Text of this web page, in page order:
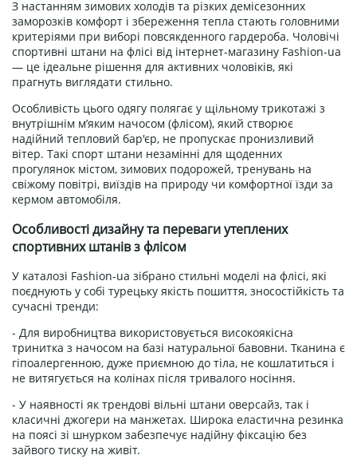
З настанням зимових холодів та різких демісезонних
заморозків комфорт і збереження тепла стають головними
критеріями при виборі повсякденного гардероба. Чоловічі
спортивні штани на флісі від інтернет-магазину Fashion-ua
— це ідеальне рішення для активних чоловіків, які
прагнуть виглядати стильно.
Особливість цього одягу полягає у щільному трикотажі з
внутрішнім м’яким начосом (флісом), який створює
надійний тепловий бар'єр, не пропускає пронизливий
вітер. Такі спорт штани незамінні для щоденних
прогулянок містом, зимових подорожей, тренувань на
свіжому повітрі, виїздів на природу чи комфортної їзди за
кермом автомобіля.
Особливості дизайну та переваги утеплених
спортивних штанів з флісом
У каталозі Fashion-ua зібрано стильні моделі на флісі, які
поєднують у собі турецьку якість пошиття, зносостійкість та
сучасні тренди:
- Для виробництва використовується високоякісна
тринитка з начосом на базі натуральної бавовни. Тканина є
гіпоалергенною, дуже приємною до тіла, не кошлатиться і
не витягується на колінах після тривалого носіння.
- У наявності як трендові вільні штани оверсайз, так і
класичні джогери на манжетах. Широка еластична резинка
на поясі зі шнурком забезпечує надійну фіксацію без
зайвого тиску на живіт.